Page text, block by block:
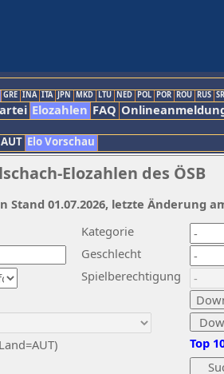
GRE INA ITA JPN MKD LTU NED POL POR ROU RUS
Elozahlen FAQ
Elo Vorschau
Elozahlen des ÖSB
Kategorie
Geschlecht
Spielberechtigung
Top
Stand 01.07.2026, letzte Änderung